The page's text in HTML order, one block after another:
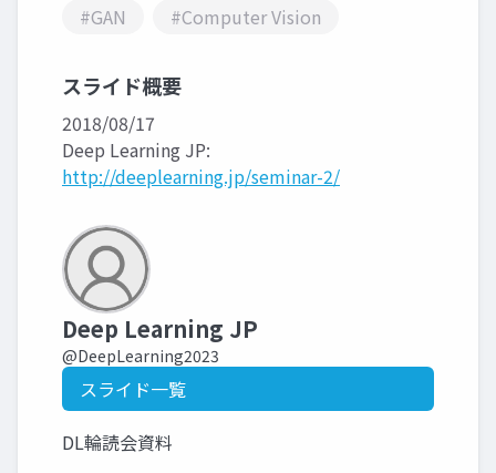
#GAN
#Computer Vision
スライド概要
2018/08/17
Deep Learning JP:
http://deeplearning.jp/seminar-2/
Deep Learning JP
@DeepLearning2023
スライド一覧
DL輪読会資料